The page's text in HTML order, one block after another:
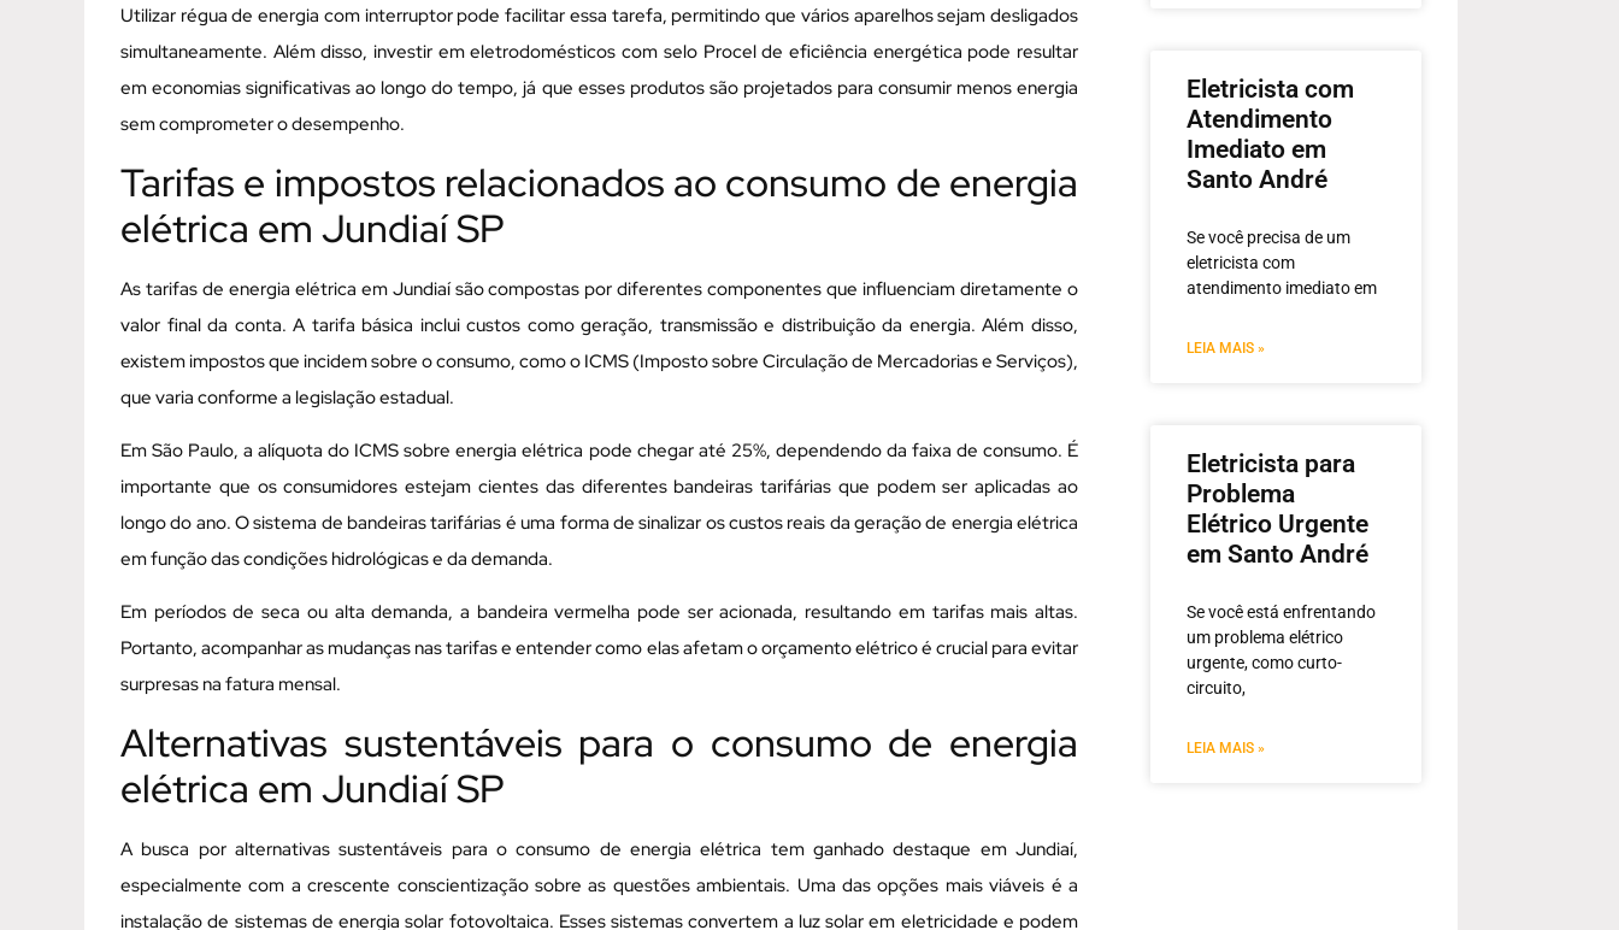
Utilizar régua de energia com interruptor pode facilitar essa tarefa, permitindo que vários aparelhos sejam desligados
simultaneamente. Além disso, investir em eletrodomésticos com selo Procel de eficiência energética pode resultar
em economias significativas ao longo do tempo, já que esses produtos são projetados para consumir menos energia
sem comprometer o desempenho.
Tarifas e impostos relacionados ao consumo de energia
elétrica em Jundiaí SP
As tarifas de energia elétrica em Jundiaí são compostas por diferentes componentes que influenciam diretamente o
valor final da conta. A tarifa básica inclui custos como geração, transmissão e distribuição da energia. Além disso,
existem impostos que incidem sobre o consumo, como o ICMS (Imposto sobre Circulação de Mercadorias e Serviços),
que varia conforme a legislação estadual.
Em São Paulo, a alíquota do ICMS sobre energia elétrica pode chegar até 25%, dependendo da faixa de consumo. É
importante que os consumidores estejam cientes das diferentes bandeiras tarifárias que podem ser aplicadas ao
longo do ano. O sistema de bandeiras tarifárias é uma forma de sinalizar os custos reais da geração de energia elétrica
em função das condições hidrológicas e da demanda.
Em períodos de seca ou alta demanda, a bandeira vermelha pode ser acionada, resultando em tarifas mais altas.
Portanto, acompanhar as mudanças nas tarifas e entender como elas afetam o orçamento elétrico é crucial para evitar
surpresas na fatura mensal.
Alternativas sustentáveis para o consumo de energia
elétrica em Jundiaí SP
A busca por alternativas sustentáveis para o consumo de energia elétrica tem ganhado destaque em Jundiaí,
especialmente com a crescente conscientização sobre as questões ambientais. Uma das opções mais viáveis é a
instalação de sistemas de energia solar fotovoltaica. Esses sistemas convertem a luz solar em eletricidade e podem
Eletricista com
Atendimento
Imediato em
Santo André
Se você precisa de um
eletricista com
atendimento imediato em
LEIA MAIS »
Eletricista para
Problema
Elétrico Urgente
em Santo André
Se você está enfrentando
um problema elétrico
urgente, como curto-
circuito,
LEIA MAIS »